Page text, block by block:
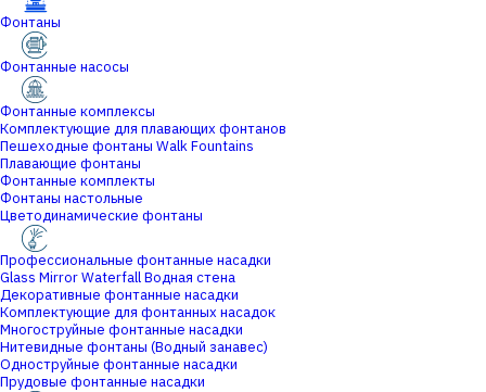
Фонтаны
Фонтанные насосы
Фонтанные комплексы
Комплектующие для плавающих фонтанов
Пешеходные фонтаны Walk Fountains
Плавающие фонтаны
Фонтанные комплекты
Фонтаны настольные
Цветодинамические фонтаны
Профессиональные фонтанные насадки
Glass Mirror Waterfall Водная стена
Декоративные фонтанные насадки
Комплектующие для фонтанных насадок
Многоструйные фонтанные насадки
Нитевидные фонтаны (Водный занавес)
Одноструйные фонтанные насадки
Прудовые фонтанные насадки